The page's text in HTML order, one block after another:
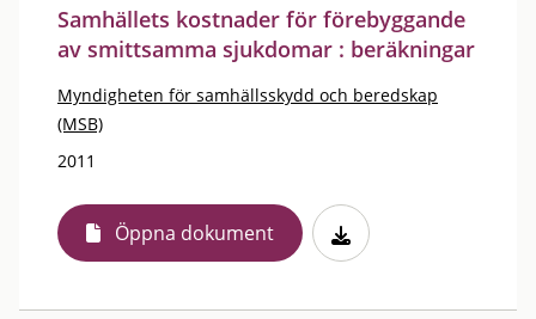
Samhällets kostnader för förebyggande
av smittsamma sjukdomar : beräkningar
Myndigheten för samhällsskydd och beredskap
(MSB)
2011
Öppna dokument